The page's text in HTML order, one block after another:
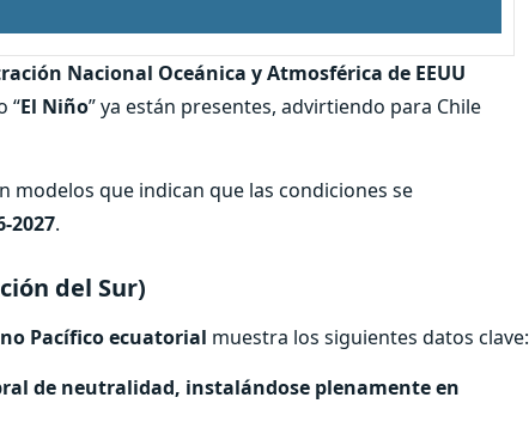
Nacional Oceánica y Atmosférica de EEUU
“El Niño” ya están presentes, advirtiendo para Chile
modelos que indican que las condiciones se
2027.
del Sur)
Pacífico ecuatorial muestra los siguientes datos clave:
de neutralidad, instalándose plenamente en